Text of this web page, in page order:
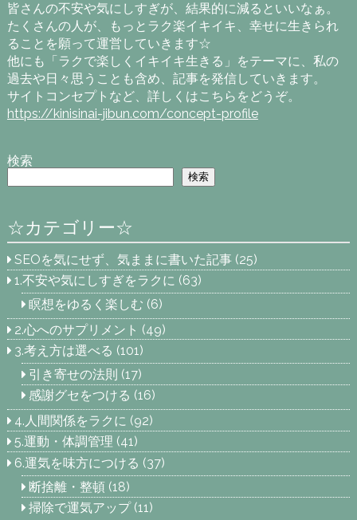
皆さんの不安や気にしすぎが、結果的に減るといいなぁ。
たくさんの人が、もっとラク楽イキイキ、幸せに生きられ
ることを願って運営していきます☆
他にも「ラクで楽しくイキイキ生きる」をテーマに、私の
過去や日々思うことも含め、記事を発信していきます。
サイトコンセプトなど、詳しくはこちらをどうぞ。
https://kinisinai-jibun.com/concept-profile
検索
検索
☆カテゴリー☆
SEOを気にせず、気ままに書いた記事 (25)
1.不安や気にしすぎをラクに (63)
瞑想をゆるく楽しむ (6)
2.心へのサプリメント (49)
3.考え方は選べる (101)
引き寄せの法則 (17)
感謝グセをつける (16)
4.人間関係をラクに (92)
5.運動・体調管理 (41)
6.運気を味方につける (37)
断捨離・整頓(18)
掃除で運気アップ(11)